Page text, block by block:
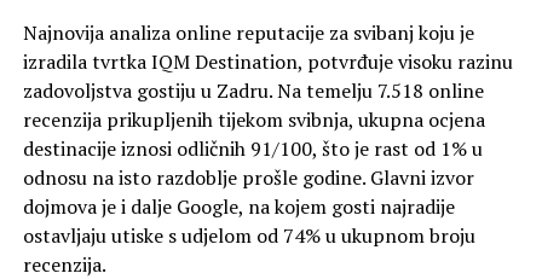
Najnovija analiza online reputacije za svibanj koju je
izradila tvrtka IQM Destination, potvrđuje visoku razinu
zadovoljstva gostiju u Zadru. Na temelju 7.518 online
recenzija prikupljenih tijekom svibnja, ukupna ocjena
destinacije iznosi odličnih 91/100, što je rast od 1% u
odnosu na isto razdoblje prošle godine. Glavni izvor
dojmova je i dalje Google, na kojem gosti najradije
ostavljaju utiske s udjelom od 74% u ukupnom broju
recenzija.